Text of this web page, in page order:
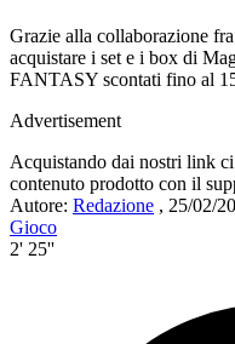
Grazie alla collaborazione
acquistare i set e i box di
FANTASY scontati fino al
Advertisement
Acquistando dai nostri link
contenuto prodotto con il
Autore: Redazione , 25/02/
Gioco
2' 25''